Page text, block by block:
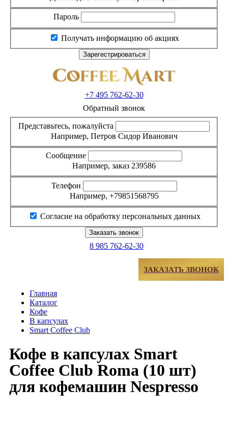
Пароль
Получать информацию об акциях
+7 495762-62-30
Обратный звонок
Представьтесь, пожалуйста
Например, Петров Сидор Иванович
Сообщение
Например, заказ 239586
Телефон
Например, +79851568795
Согласие на обработку персональных данных
8 985 762-62-30
ЗАКАЗАТЬ ЗВОНОК
Главная
Каталог
Кофе
В капсулах
Smart Coffee Club
Кофе в капсулах Smart
Coffee Club Roma (10 шт)
для кофемашин Nespresso